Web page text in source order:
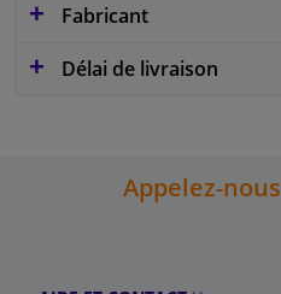
Fabricant
Délai de livraison
Appelez-nous